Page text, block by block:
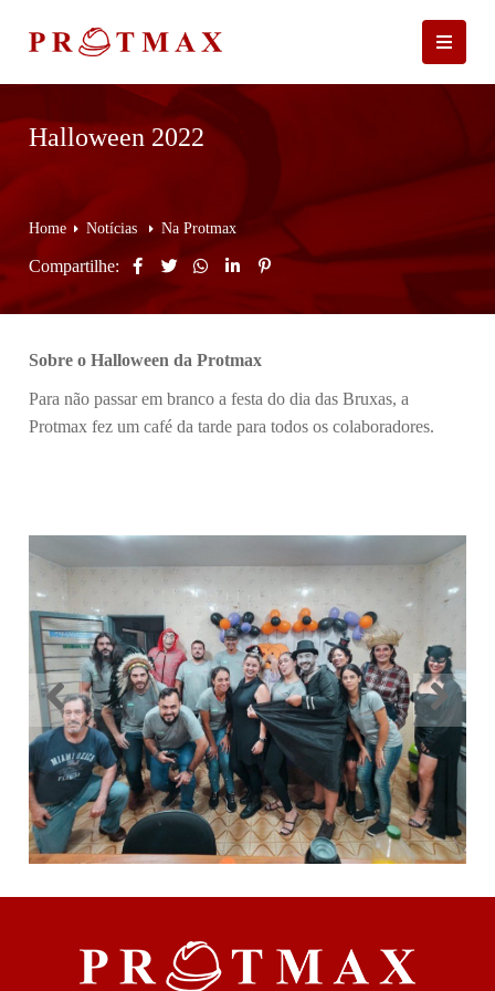
Halloween 2022
Home Notícias Na Protmax
Compartilhe:
Sobre o Halloween da Protmax
Para não passar em branco a festa do dia das Bruxas, a
Protmax fez um café da tarde para todos os colaboradores.